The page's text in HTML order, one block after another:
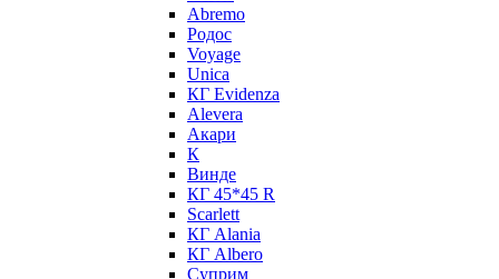
Abremo
Родос
Voyage
Unica
КГ Evidenza
Alevera
Акари
К
Винде
КГ 45*45 R
Scarlett
КГ Alania
КГ Albero
Суприм